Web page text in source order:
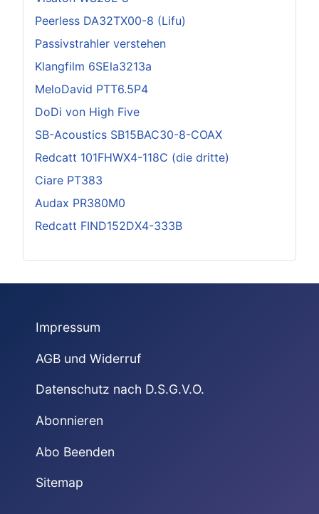
Peerless DA32TX00-8 (Lifu)
Passivstrahler verstehen
Klangfilm 6SEla3213a
MeloDavid PTT6.5P4
DoDi von High Five
SB-Acoustics SB15BAC30-8-COAX
Redcatt 101FHWX4-118C (die dritte)
Ciare PT383
Audax PR380M0
Redcatt FIND152DX4-333B
Impressum
AGB und Widerruf
Datenschutz nach D.S.G.V.O.
Abonnieren
Abo Beenden
Sitemap